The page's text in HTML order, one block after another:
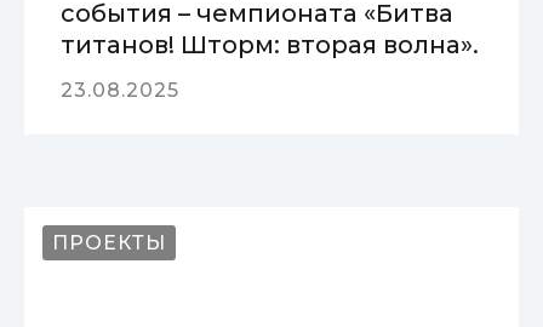
события – чемпионата «Битва
титанов! Шторм: вторая волна».
23.08.2025
ПРОЕКТЫ